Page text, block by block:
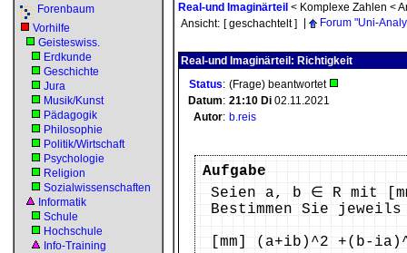
Forenbaum
Vorhilfe
Geisteswiss.
Erdkunde
Geschichte
Jura
Musik/Kunst
Pädagogik
Philosophie
Politik/Wirtschaft
Psychologie
Religion
Sozialwissenschaften
Informatik
Schule
Hochschule
Info-Training
Real-und Imaginärteil < Komplexe Zahlen <
Ansicht: [ geschachtelt ] Forum "Uni-
Real-und Imaginärteil: Richtigkeit
Status: (Frage) beantwortet
Datum: 21:10 Di 02.11.2021
Autor: b.reis
Aufgabe
Seien a, b ∈ R mit
Bestimmen Sie
[mm] (a+ib)^2 +(b-